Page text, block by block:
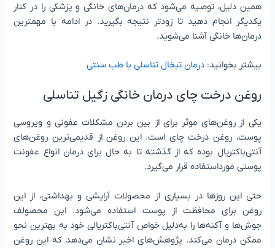
همین دلیل، توصیه می‌شود که درمان‌های خانگی و پزشکی را در کنار
یکدیگر انجام دهید تا زودتر نتیجه بگیرید. در ادامه با مهمترین
درمان‌ها خانگی آشنا می‌شوید.
بیشتر بخوانید:درمان تبخال تناسلی با طب سنتی
روغن درخت چای درمان خانگی زگیل تناسلی
یکی از روغن‌های موثر برای از بین بردن مشکلات عفونی و ویروسی
پوست، روغن درخت چای است. این روغن از قدیمی‌ترین روغن‌های
آنتی‌باکتریال بوده که از گذشته تا به حال برای درمان انواع عفونت
پوستی مورداستفاده قرار می‌گیرد.
حتی این روزها در بسیاری از محصولات آرایشی و بهداشتی، از این
روغن برای محافظت از پوست استفاده می‌شود. این محصولف
جوش‌ها و آکنه‌ها را به‌دلیل خواص آنتی‌باکتریالی خود به بهترین نحو
ممکن درمان می‌کند. پژوهش‌های اخیر نشان می‌دهد که این روغن